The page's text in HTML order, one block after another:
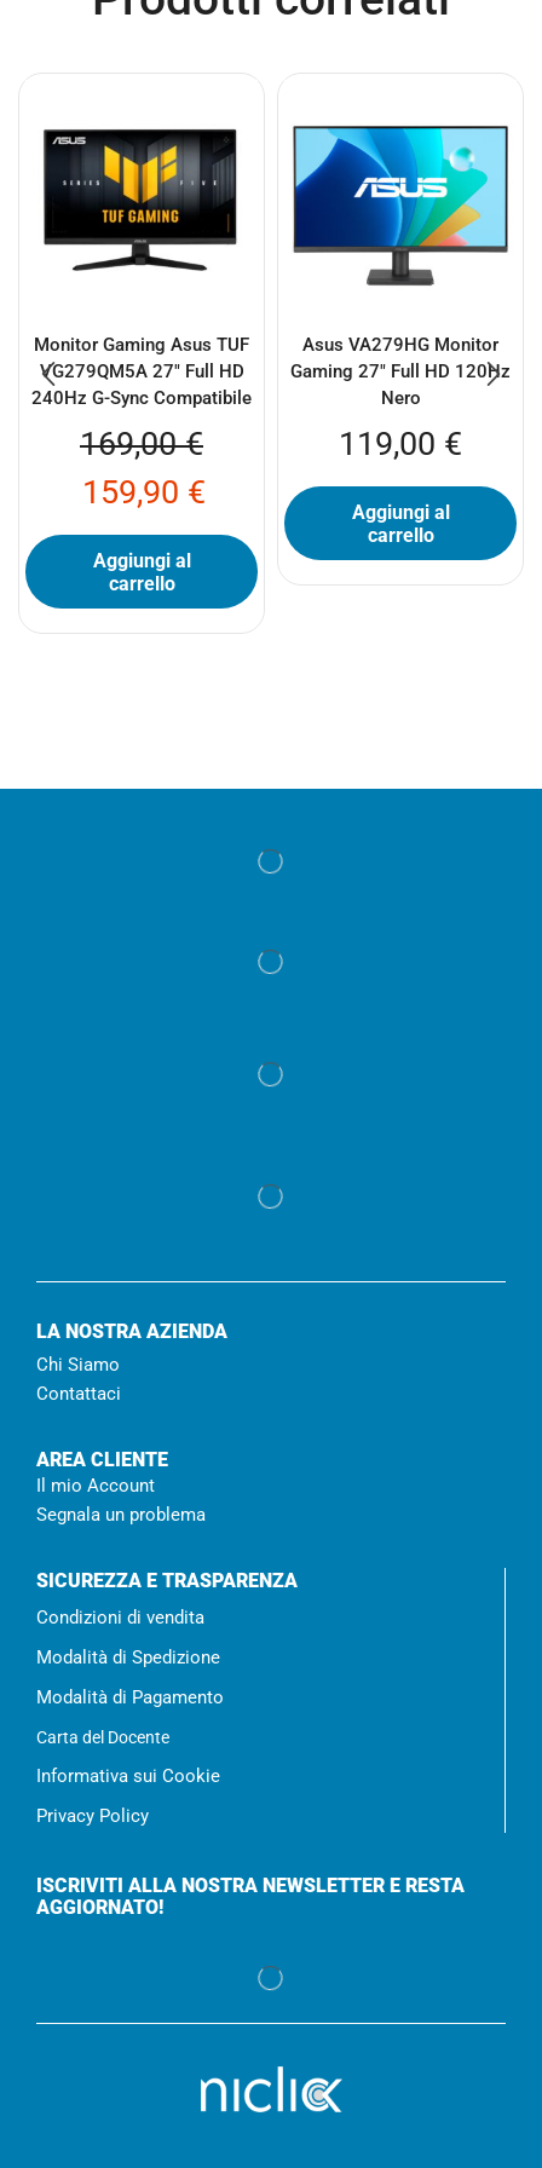
Monitor Gaming Asus TUF
VG279QM5A 27″ Full HD
240Hz G-Sync Compatibile
169,00€
159,90 €
Aggiungi al
carrello
Asus VA279HG Monitor
Gaming 27″ Full HD 120Hz
Nero
119,00 €
Aggiungi al
carrello
LA NOSTRA AZIENDA
Chi Siamo
Contattaci
AREA CLIENTE
Il mio Account
Segnala un problema
SICUREZZA E TRASPARENZA
Condizioni di vendita
Modalità di Spedizione
Modalità di Pagamento
Carta del Docente
Informativa sui Cookie
Privacy Policy
ISCRIVITI ALLA NOSTRA NEWSLETTER E RESTA
AGGIORNATO!